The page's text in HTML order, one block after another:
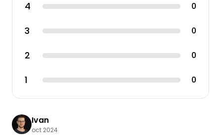
4 0
3 0
2 0
1 0
Ivan
oct 2024